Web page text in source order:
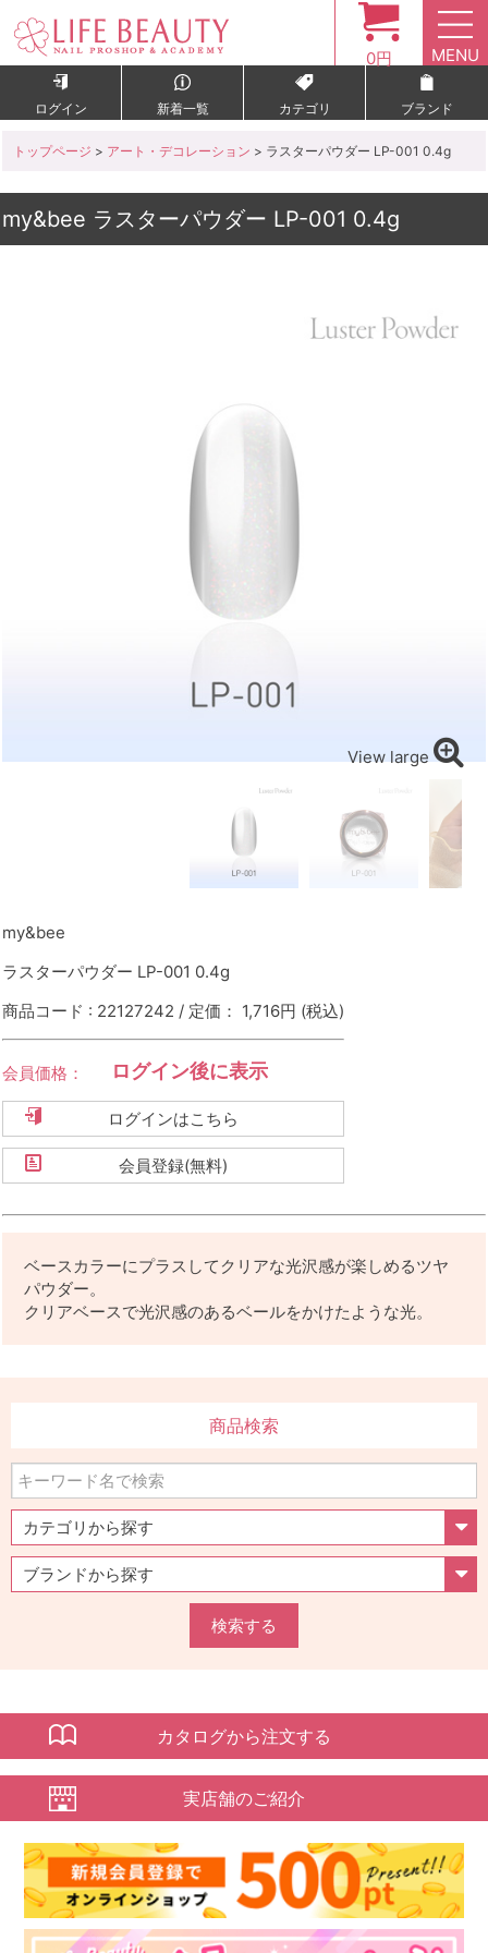
0円 MENU
ログイン 新着一覧 カテゴリ ブランド
トップページ > アート・デコレーション > ラスターパウダー LP-001 0.4g
my&bee ラスターパウダー LP-001 0.4g
View large
my&bee
ラスターパウダー LP-001 0.4g
商品コード : 22127242 / 定価： 1,716円 (税込)
会員価格： ログイン後に表示
ログインはこちら
会員登録(無料)
ベースカラーにプラスしてクリアな光沢感が楽しめるツヤ
パウダー。
クリアベースで光沢感のあるベールをかけたような光。
商品検索
検索する
カタログから注文する
実店舗のご紹介